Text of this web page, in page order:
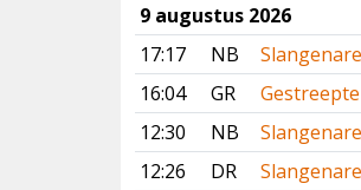
9 augustus 2026
17:17
NB
16:04
GR
12:30
NB
12:26
DR